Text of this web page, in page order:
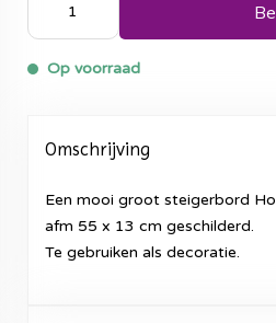
Op voorraad
Omschrijving
Een mooi groot steigerbord
afm 55 x 13 cm geschilderd.
Te gebruiken als decoratie.